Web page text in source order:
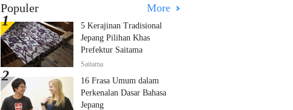
Populer More
5 Kerajinan Tradisional
Jepang Pilihan Khas
Prefektur Saitama
Saitama
16 Frasa Umum dalam
Perkenalan Dasar Bahasa
Jepang